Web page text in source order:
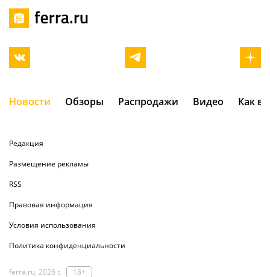
Новости Обзоры Распродажи Видео Как
Редакция
Размещение рекламы
RSS
Правовая информация
Условия использования
Политика конфиденциальности
ferra.ru, 2026 г. 18+